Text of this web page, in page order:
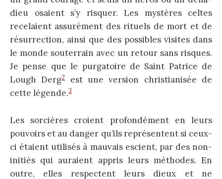
dieu osaient s’y risquer. Les mystères celtes
recelaient assurément des rituels de mort et de
résurrection, ainsi que des possibles visites dans
le monde souterrain avec un retour sans risques.
Je pense que le purgatoire de Saint Patrice de
Lough Derg2est une version christianisée de
cette légende.3
Les sorcières croient profondément en leurs
pouvoirs et au danger qu’ils représentent si ceux-
ci étaient utilisés à mauvais escient, par des non-
initiés qui auraient appris leurs méthodes. En
outre, elles respectent leurs dieux et ne